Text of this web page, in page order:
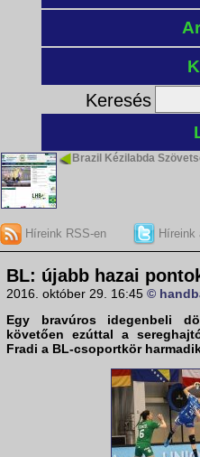
Keresés
Brazil Kézilabda
Híreink RSS-en Híreink
BL: újabb hazai
2016. október 29. 16:45 ©
Egy bravúros idegenbeli
követően ezúttal a
Fradi a BL-csoportkör